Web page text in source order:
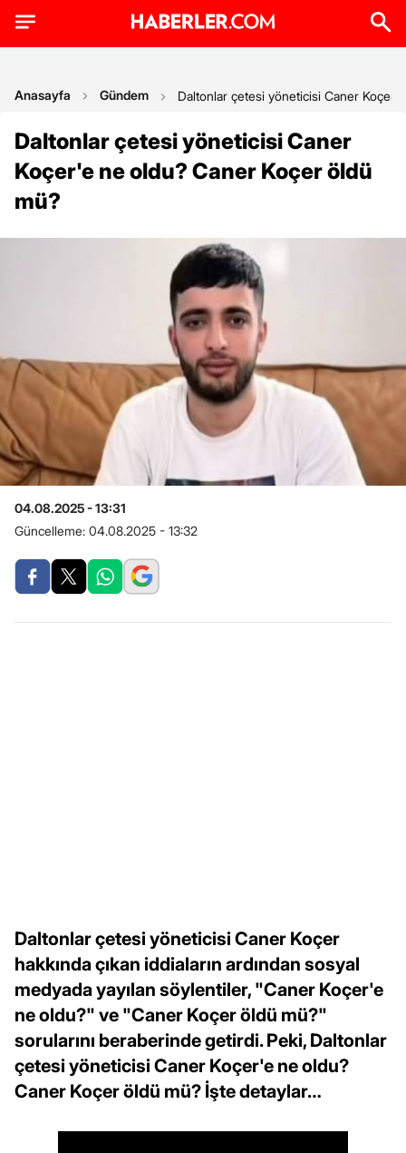
Anasayfa Gündem Daltonlar çetesi yöneticisi Caner
Daltonlar çetesi yöneticisi Caner
Koçer'e ne oldu? Caner Koçer öldü
mü?
04.08.2025 - 13:31
Güncelleme: 04.08.2025 - 13:32
Daltonlar çetesi yöneticisi Caner Koçer
hakkında çıkan iddiaların ardından sosyal
medyada yayılan söylentiler, "Caner Koçer'e
ne oldu?" ve "Caner Koçer öldü mü?"
sorularını beraberinde getirdi. Peki, Daltonlar
çetesi yöneticisi Caner Koçer'e ne oldu?
Caner Koçer öldü mü? İşte detaylar…